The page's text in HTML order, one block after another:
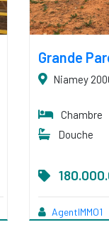
Niamey
Chambre
Douche
AgentIMMO1